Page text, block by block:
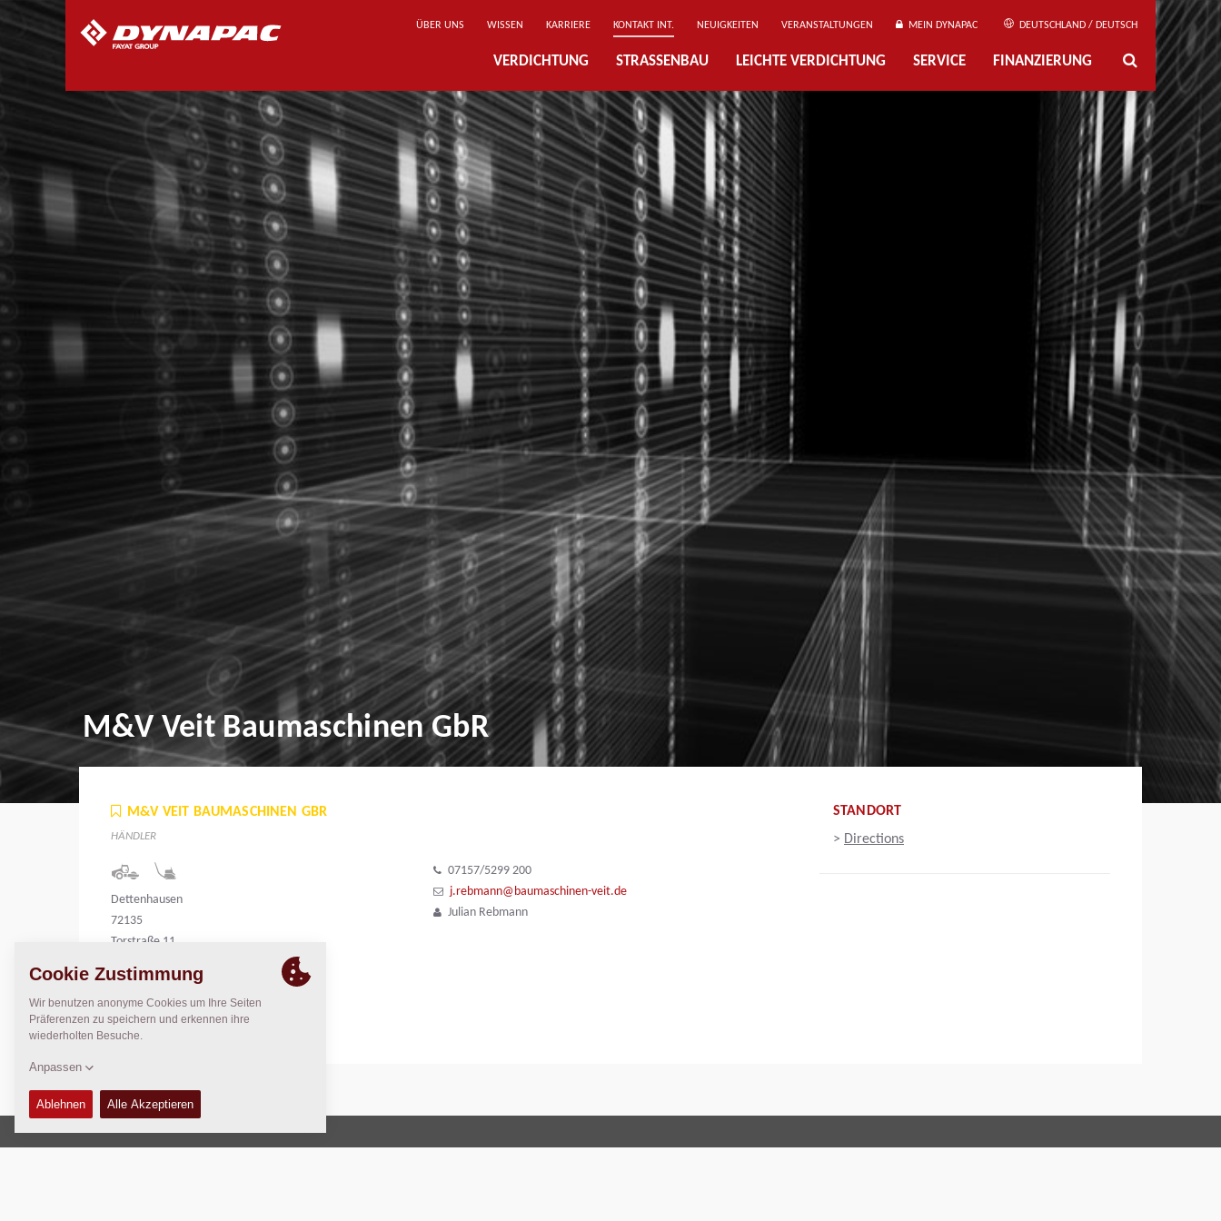
ÜBER UNS WISSEN KARRIERE KONTAKT INT. NEUIGKEITEN VERANSTALTUNGEN MEIN DYNAPAC DEUTSCHLAND / DEUTSCH
VERDICHTUNG STRASSENBAU LEICHTE VERDICHTUNG SERVICE FINANZIERUNG
M&V Veit Baumaschinen GbR
M&V VEIT BAUMASCHINEN GBR
HÄNDLER
Dettenhausen
72135
Torstraße 11
Germany
07157/5299 200
j.rebmann@baumaschinen-veit.de
Julian Rebmann
STANDORT
> Directions